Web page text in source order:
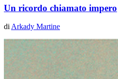
Un ricordo chiamato impero
diArkady Martine